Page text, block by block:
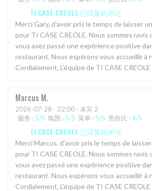
TI CASE CREOLE 已回复此评论
Merci Gary, d'avoir pris le temps de laisser
pour TI CASE CREOLE. Nous sommes ravis
vous avez passé une expérience positive
restaurant. Nous espérons vous accueillir à
Cordialement, L'équipe de TI CASE CREOLE
Marcus M
2026-07-28 - 22:00 - 来宾 2
服务 : 5/5 氛围 : 5/5 菜单 : 5/5 质价比 : 4/5
TI CASE CREOLE 已回复此评论
Merci Marcus, d'avoir pris le temps de
pour TI CASE CREOLE. Nous sommes ravis
vous avez passé une expérience positive
restaurant. Nous espérons vous accueillir à
Cordialement, L'équipe de TI CASE CREOLE